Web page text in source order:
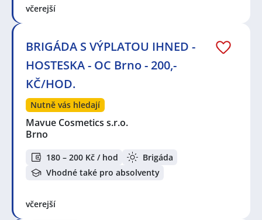
včerejší
BRIGÁDA S VÝPLATOU IHNED -
HOSTESKA - OC Brno - 200,-
KČ/HOD.
Nutně vás hledají
Mavue Cosmetics s.r.o.
Brno
180 – 200 Kč / hod
Brigáda
Vhodné také pro absolventy
včerejší